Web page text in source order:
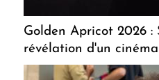
Golden Apricot 2026 :
révélation d'un